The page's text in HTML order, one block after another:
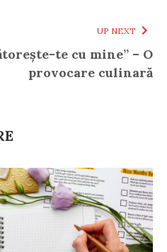
UP NEXT
te cu mine” – O
provocare culinară